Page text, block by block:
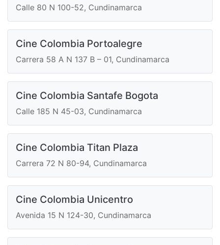
Calle 80 N 100-52, Cundinamarca
Cine Colombia Portoalegre
Carrera 58 A N 137 B – 01, Cundinamarca
Cine Colombia Santafe Bogota
Calle 185 N 45-03, Cundinamarca
Cine Colombia Titan Plaza
Carrera 72 N 80-94, Cundinamarca
Cine Colombia Unicentro
Avenida 15 N 124-30, Cundinamarca